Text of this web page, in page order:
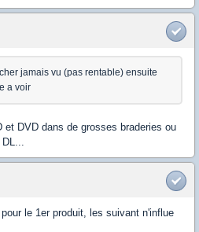
jamais vu (pas rentable) ensuite
a voir
DVD dans de grosses braderies ou
le 1er produit, les suivant n'influe